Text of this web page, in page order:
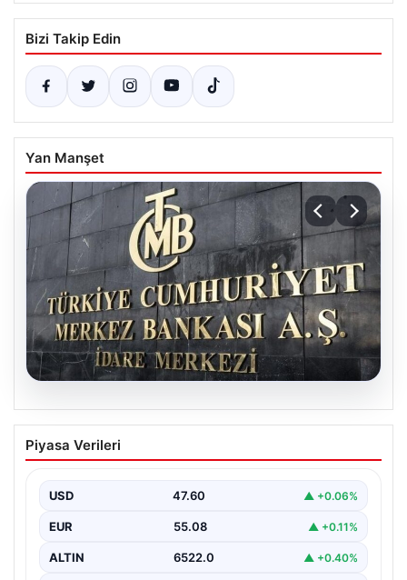
Bizi Takip Edin
Yan Manşet
05.08.2026
Merkez Bankası Nisan Ayı Faiz Kararı Ne
Zaman Açıklanacak? Ekonomistlerin
Türkiye Cumhuriyet Merkez Bankası (TCMB) Para
üzere…
Piyasa Verileri
USD 47.60 ▲ +0.06%
EUR 55.08 ▲ +0.11%
ALTIN 6522.0 ▲ +0.40%